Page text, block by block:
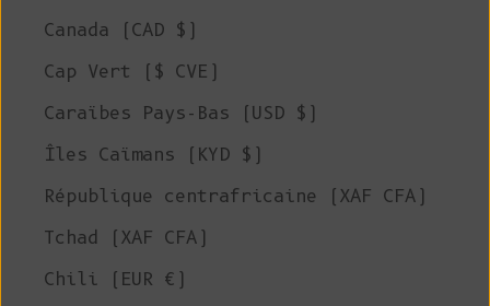
Canada (CAD $)
Cap Vert ($ CVE)
Caraïbes Pays-Bas (USD $)
Îles Caïmans (KYD $)
République centrafricaine (XAF CFA)
Tchad (XAF CFA)
Chili (EUR €)